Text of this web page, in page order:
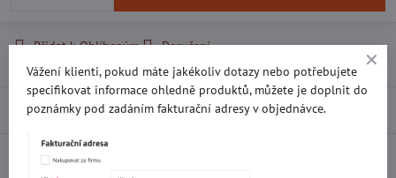
Přidat k Oblíbeným Doručení
Popis
Recenze 0
Vážení klienti, pokud máte jakékoliv dotazy nebo potřebujete
specifikovat informace ohledně produktů, můžete je doplnit do
poznámky pod zadáním fakturační adresy v objednávce.